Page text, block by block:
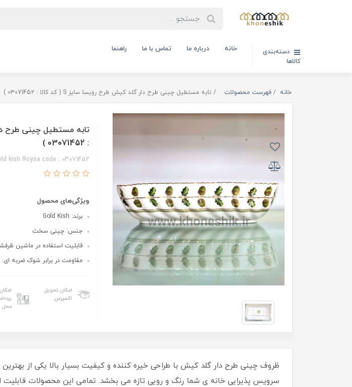
دسته‌بندی
کالاها
خانه درباره ما تماس با ما راهنما
خانه فهرست محصولات تابه مستطیل چینی طرح دار گلد کیش طرح رویسا سایز S ( کد کالا : 03071452 )
: 03071452 )
kish Roysa code : 03071452
ویژگی‌های محصول
برند: Gold Kish
جنس: چینی سخت
قابلیت استفاده در ماشین
مقاومت در برابر شوک ضربه ای:
امکان تحویل
اکسپرس
امکان
محل
ظروف چینی طرح دار گلد کیش با طراحی خیره کننده و کیفیت بسیار بالا یکی از
سرویس پذیرایی خانه ی شما رنگ و رویی تازه می بخشد. تمامی این محصولات قابلیت